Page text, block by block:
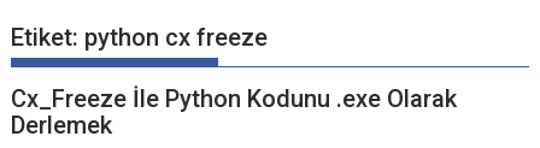
Etiket: python cx freeze
Cx_Freeze İle Python Kodunu .exe Olarak
Derlemek